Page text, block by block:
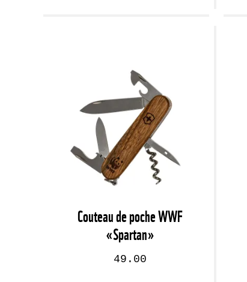
Couteau de poche WWF
«Spartan»
49.00